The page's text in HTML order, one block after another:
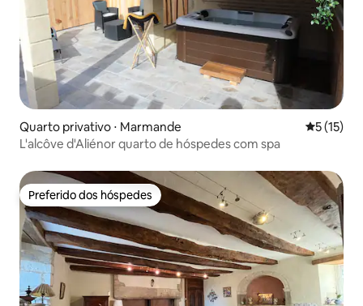
Quarto privativo ⋅ Marmande 5 de uma
5 (15)
L'alcôve d'Aliénor quarto de hóspedes com spa
Preferido dos hóspedes
Preferido dos hóspedes